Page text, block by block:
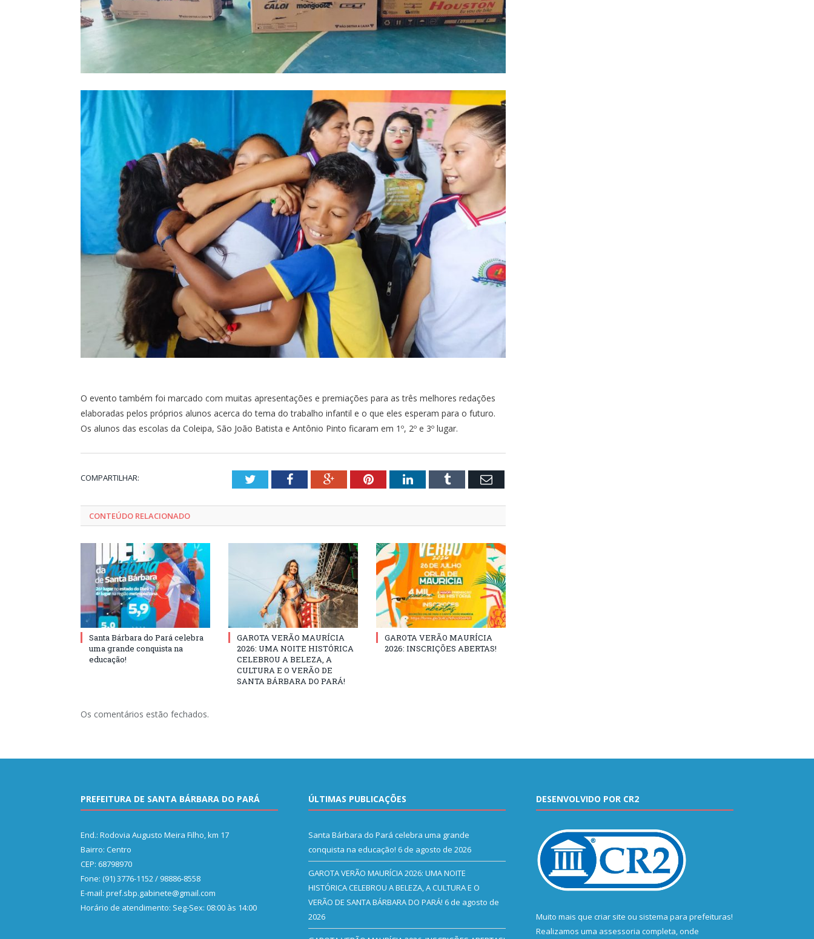
O evento também foi marcado com muitas apresentações e premiações para as três melhores redações
elaboradas pelos próprios alunos acerca do tema do trabalho infantil e o que eles esperam para o futuro.
Os alunos das escolas da Coleipa, São João Batista e Antônio Pinto ficaram em 1º, 2º e 3º lugar.
COMPARTILHAR: TwitterFacebookGoogle+PinterestLinkedInTumblr Email
CONTEÚDO RELACIONADO
Santa Bárbara do Pará celebra
uma grande conquista na
educação!
GAROTA VERÃO MAURÍCIA
2026: UMA NOITE HISTÓRICA
CELEBROU A BELEZA, A
CULTURA E O VERÃO DE
SANTA BÁRBARA DO PARÁ!
GAROTA VERÃO MAURÍCIA
2026: INSCRIÇÕES ABERTAS!
Os comentários estão fechados.
PREFEITURA DE SANTA BÁRBARA DO PARÁ
End.: Rodovia Augusto Meira Filho, km 17
Bairro: Centro
CEP: 68798970
Fone: (91) 3776-1152 / 98886-8558
E-mail: pref.sbp.gabinete@gmail.com
Horário de atendimento: Seg-Sex: 08:00 às 14:00
ÚLTIMAS PUBLICAÇÕES
Santa Bárbara do Pará celebra uma grande
conquista na educação! 6 de agosto de 2026
GAROTA VERÃO MAURÍCIA 2026: UMA NOITE
HISTÓRICA CELEBROU A BELEZA, A CULTURA E O
VERÃO DE SANTA BÁRBARA DO PARÁ! 6 de agosto de
2026
DESENVOLVIDO POR CR2
Muito mais que criar site ou sistema para prefeituras!
Realizamos uma assessoria completa, onde